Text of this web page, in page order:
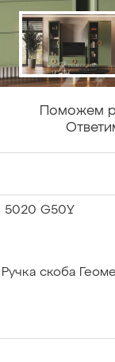
Поможем
5020 G50Y
скоба